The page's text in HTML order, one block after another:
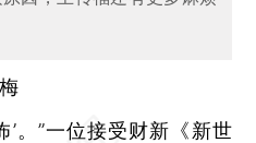
”一位接受财新《新世